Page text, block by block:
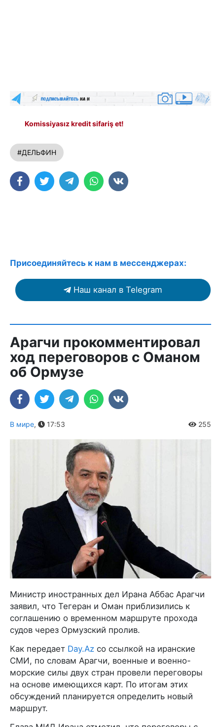
Komissiyasız kredit sifariş et!
#ДЕЛЬФИН
Присоединяйтесь к нам в мессенджерах:
Наш канал в Telegram
Арагчи прокомментировал
ход переговоров с Оманом
об Ормузе
В мире, 17:53 255
Министр иностранных дел Ирана Аббас Арагчи
заявил, что Тегеран и Оман приблизились к
соглашению о временном маршруте прохода
судов через Ормузский пролив.
Как передает Day.Az со ссылкой на иранские
СМИ, по словам Арагчи, военные и военно-
морские силы двух стран провели переговоры
на основе имеющихся карт. По итогам этих
обсуждений планируется определить новый
маршрут.